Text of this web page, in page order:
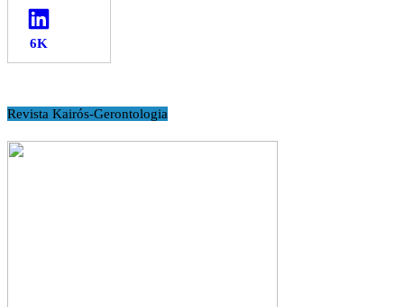
LinkedIn
Revista Kairós-Gerontologia